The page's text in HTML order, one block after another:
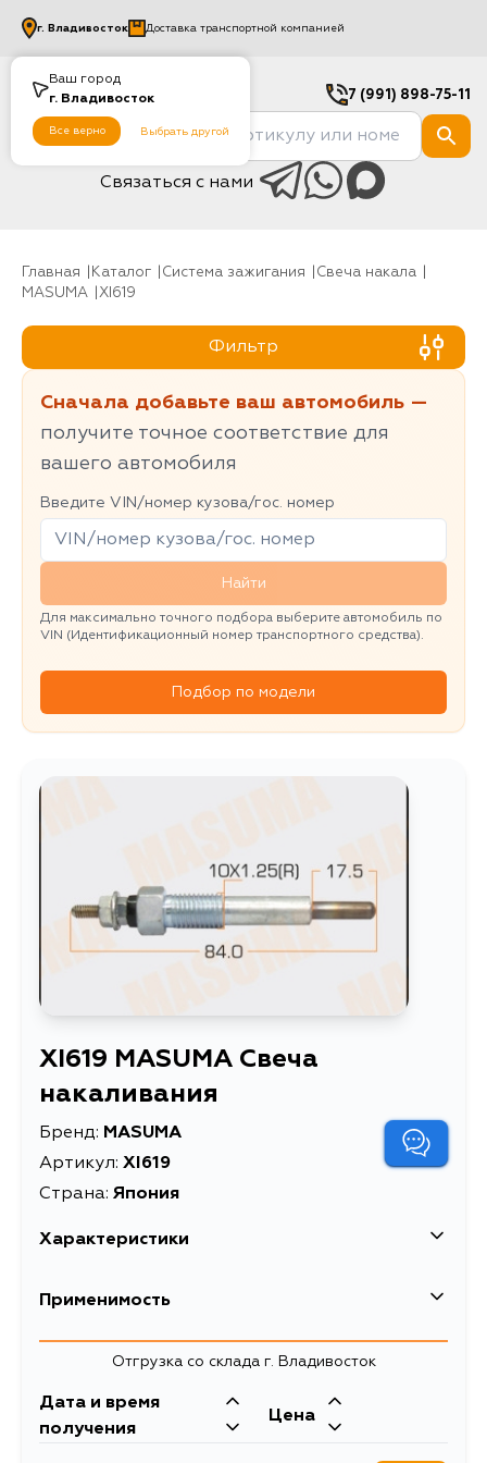
Ваш город
г. Владивосток
Все верно Выбрать другой
г. Владивосток Доставка транспортной компанией
7 (991) 898-75-11
Связаться с нами
Главная Каталог Система зажигания
Свеча накала
MASUMA
XI619
Фильтр
Сначала добавьте ваш автомобиль —
получите точное соответствие для
вашего автомобиля
Введите VIN/номер кузова/гос. номер
Найти
Для максимально точного подбора выберите автомобиль по
VIN (Идентификационный номер транспортного средства).
Подбор по модели
XI619 MASUMA Свеча
накаливания
Бренд: MASUMA
Артикул: XI619
Страна: Япония
Характеристики
EAN-13
Длина упаковки, мм
Масса, кг 0.03
Применимость
Кузов Двигатель
UBS, UCS, WFR/WFS, NFR/NFS,
Отгрузка со склада г. Владивосток
Дата и время
получения
Цена